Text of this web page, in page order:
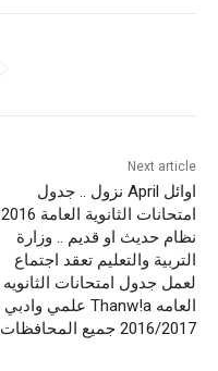
Next article
اوائل April نزول .. جدول
امتحانات الثانوية العامة 2016
نظام حديث او قديم .. وزارة
التربية والتعليم تعقد اجتماع
لعمل جدول امتحانات الثانويه
العامه Thanw!a علمي وادبي
2016/2017 جميع المحافظات